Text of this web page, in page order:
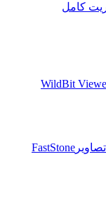
FastStone